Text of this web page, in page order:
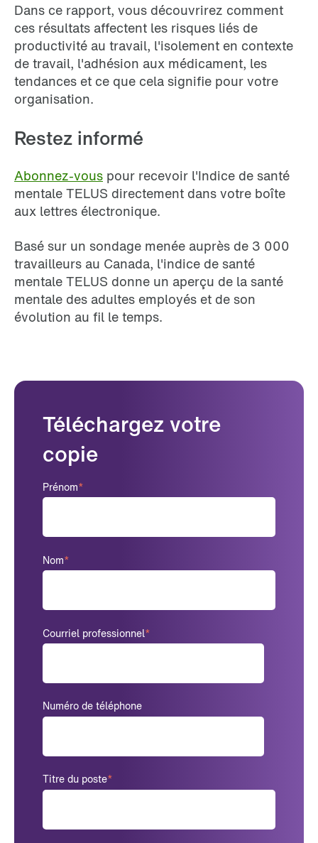
Dans ce rapport, vous découvrirez comment
ces résultats affectent les risques liés de
productivité au travail, l'isolement en contexte
de travail, l'adhésion aux médicament, les
tendances et ce que cela signifie pour votre
organisation.
Restez informé
Abonnez-vous pour recevoir l'Indice de santé
mentale TELUS directement dans votre boîte
aux lettres électronique.
Basé sur un sondage menée auprès de 3 000
travailleurs au Canada, l'indice de santé
mentale TELUS donne un aperçu de la santé
mentale des adultes employés et de son
évolution au fil le temps.
Téléchargez votre
copie
Prénom*
Nom*
Courriel professionnel*
Numéro de téléphone
Titre du poste*